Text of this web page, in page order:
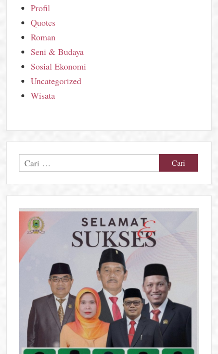
Profil
Quotes
Roman
Seni & Budaya
Sosial Ekonomi
Uncategorized
Wisata
Cari
untuk: